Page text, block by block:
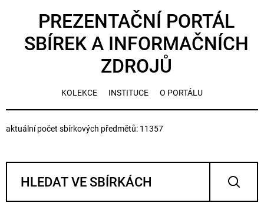
PREZENTAČNÍ PORTÁL
SBÍREK A INFORMAČNÍCH
ZDROJŮ
KOLEKCE INSTITUCE O PORTÁLU
aktuální počet sbírkových předmětů: 11357